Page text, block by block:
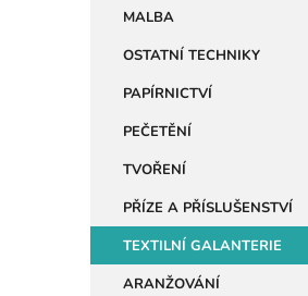
MALBA
OSTATNÍ TECHNIKY
PAPÍRNICTVÍ
PEČETĚNÍ
TVOŘENÍ
PŘÍZE A PŘÍSLUŠENSTVÍ
TEXTILNÍ GALANTERIE
ARANŽOVÁNÍ